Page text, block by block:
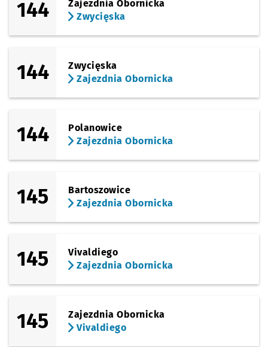
144
Zajezdnia Obornicka
Zwycięska
144
Zwycięska
Zajezdnia Obornicka
144
Polanowice
Zajezdnia Obornicka
145
Bartoszowice
Zajezdnia Obornicka
145
Vivaldiego
Zajezdnia Obornicka
145
Zajezdnia Obornicka
Vivaldiego